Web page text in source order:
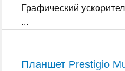
Графический
...
Планшет Prestigio